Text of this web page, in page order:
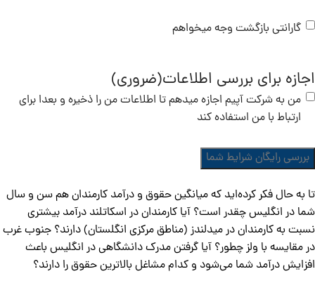
گارانتی بازگشت وجه میخواهم
اجازه برای بررسی اطلاعات(ضروری)
من به شرکت آپیم اجازه میدهم تا اطلاعات من را ذخیره و بعدا برای
ارتباط با من استفاده کند
تا به حال فکر کرده‌اید که میانگین حقوق و درآمد کارمندان هم سن و سال
شما در انگلیس چقدر است؟ آیا کارمندان در اسکاتلند درآمد بیشتری
نسبت به کارمندان در میدلندز (مناطق مرکزی انگلستان) دارند؟ جنوب غرب
در مقایسه با ولز چطور؟ آیا گرفتن مدرک دانشگاهی در انگلیس باعث
افزایش درآمد شما می‌شود و کدام مشاغل بالاترین حقوق را دارند؟